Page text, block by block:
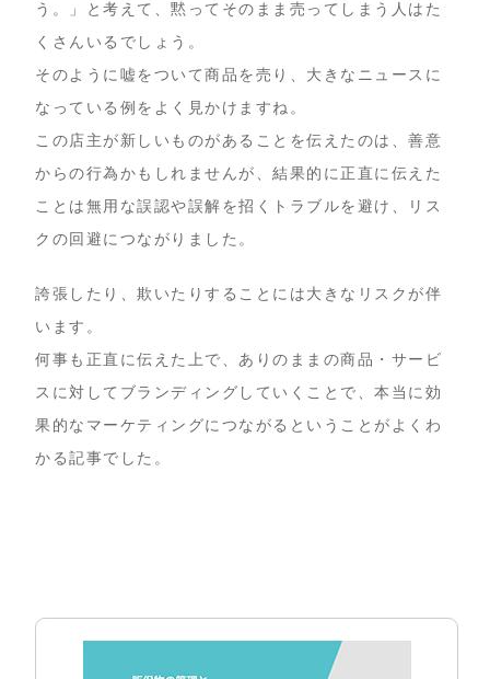
う。」と考えて、黙ってそのまま売ってしまう人はた
くさんいるでしょう。
そのように嘘をついて商品を売り、大きなニュースに
なっている例をよく見かけますね。
この店主が新しいものがあることを伝えたのは、善意
からの行為かもしれませんが、結果的に正直に伝えた
ことは無用な誤認や誤解を招くトラブルを避け、リス
クの回避につながりました。
誇張したり、欺いたりすることには大きなリスクが伴
います。
何事も正直に伝えた上で、ありのままの商品・サービ
スに対してブランディングしていくことで、本当に効
果的なマーケティングにつながるということがよくわ
かる記事でした。